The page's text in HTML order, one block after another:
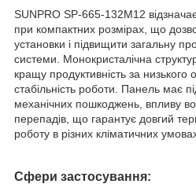
SUNPRO SP-665-132M12
при компактних розмірах, що
установки і підвищити загальну
системи. Монокристалічна
кращу продуктивність за низького
стабільність роботи. Панель має
механічних пошкоджень, впливу
перепадів, що гарантує довгий
роботу в різних кліматичних
Сфери застосування: